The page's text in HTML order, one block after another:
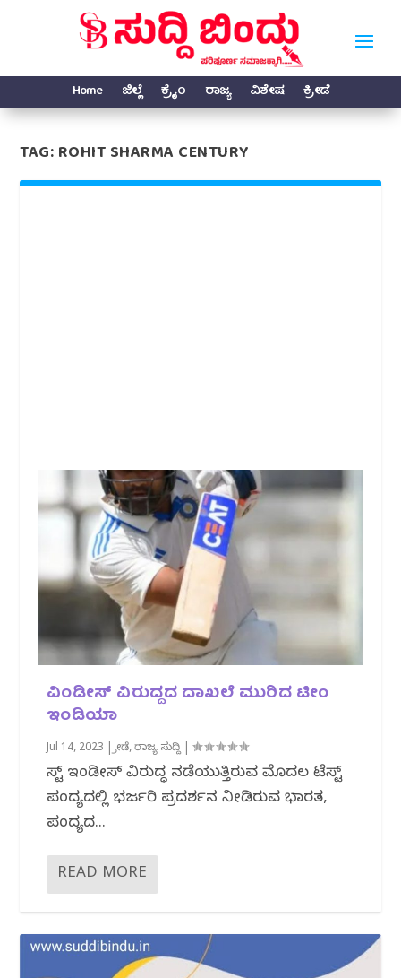
Home ಜಿಲ್ಲೆ ಕ್ರೈಂ ರಾಜ್ಯ ವಿಶೇಷ ಕ್ರೀಡೆ
TAG:ROHIT SHARMA CENTURY
ವಿಂಡೀಸ್ ವಿರುದ್ದದ ದಾಖಲೆ ಮುರಿದ ಟೀಂ
ಇಂಡಿಯಾ
Jul 14, 2023 |ಕ್ರೀಡೆ,ರಾಜ್ಯ ಸುದ್ದಿ |
ವೆಸ್ಟ್ ಇಂಡೀಸ್ ವಿರುದ್ಧ ನಡೆಯುತ್ತಿರುವ ಮೊದಲ ಟೆಸ್ಟ್
ಪಂದ್ಯದಲ್ಲಿ ಭರ್ಜರಿ ಪ್ರದರ್ಶನ ನೀಡಿರುವ ಭಾರತ,
ಪಂದ್ಯದ...
READ MORE